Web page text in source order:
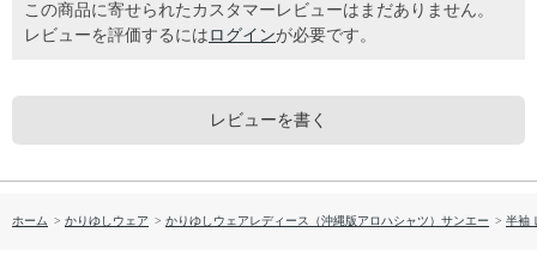
この商品に寄せられたカスタマーレビューはまだありません。
レビューを評価するには ログインが必要です。
レビューを書く
ホーム > かりゆしウェア > かりゆしウェアレディース（沖縄版アロハシャツ）サンエー > 半袖